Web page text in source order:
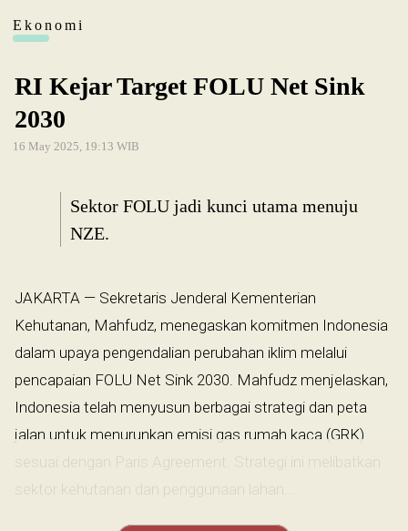
Ekonomi
RI Kejar Target FOLU Net Sink
2030
16 May 2025, 19:13 WIB
Sektor FOLU jadi kunci utama menuju
NZE.
JAKARTA — Sekretaris Jenderal Kementerian
Kehutanan, Mahfudz, menegaskan komitmen Indonesia
dalam upaya pengendalian perubahan iklim melalui
pencapaian FOLU Net Sink 2030. Mahfudz menjelaskan,
Indonesia telah menyusun berbagai strategi dan peta
jalan untuk menurunkan emisi gas rumah kaca (GRK)
sesuai dengan Paris Agreement. Strategi ini melibatkan
sektor kehutanan dan penggunaan lahan...